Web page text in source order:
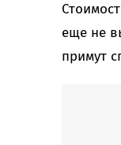
еще не
примут